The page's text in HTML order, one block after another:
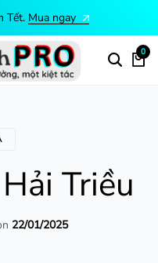
đón Tết.Mua ngay
0
Triều
22/01/2025